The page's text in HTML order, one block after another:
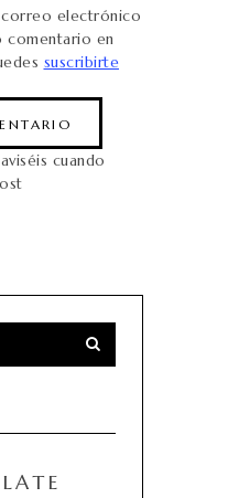
electrónico
comentario en
suscribirte
cuando